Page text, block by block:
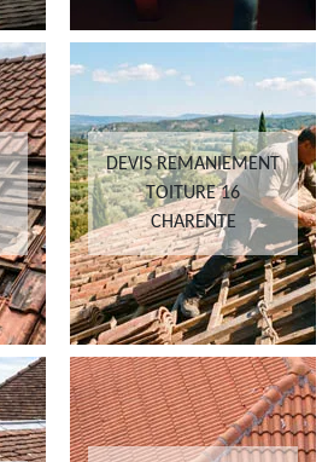
DEVIS REMANIEMENT
TOITURE 16
CHARENTE